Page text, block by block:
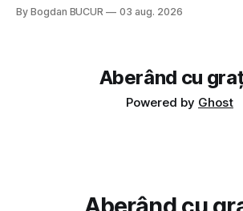
fine dining din alte show-uri... așa că am
By Bogdan BUCUR 03 aug. 2026
Aberând cu
Powered by Ghost